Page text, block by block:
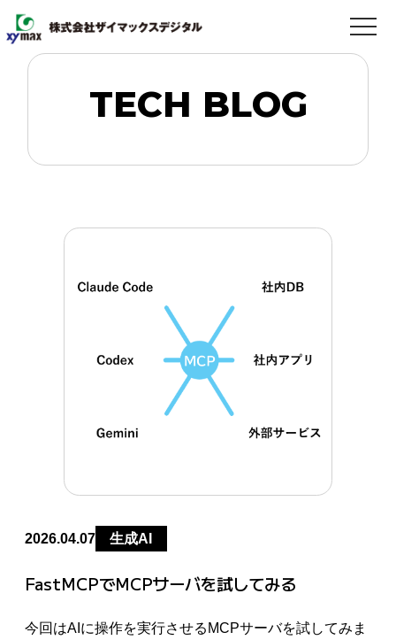
TECH BLOG
2026.04.07 生成AI
FastMCPでMCPサーバを試してみる
今回はAIに操作を実行させるMCPサーバを試してみま